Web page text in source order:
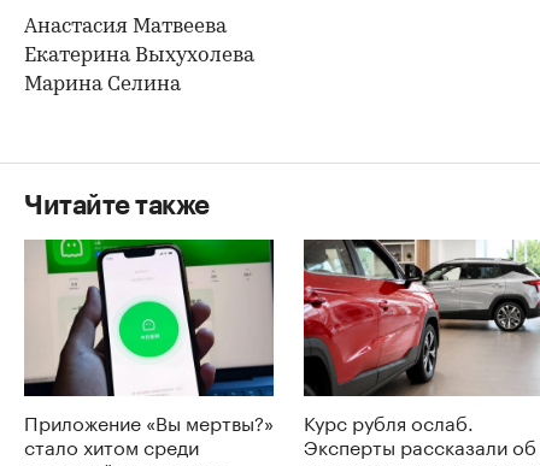
Анастасия Матвеева
Екатерина Выхухолева
Марина Селина
Читайте также
Приложение «Вы мертвы?»
стало хитом среди
Курс рубля ослаб.
Эксперты рассказали об